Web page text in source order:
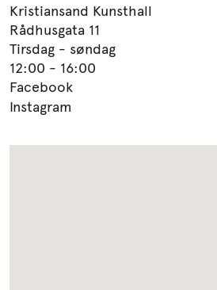
Kristiansand Kunsthall
Rådhusgata 11
Tirsdag - søndag
12:00 - 16:00
Facebook
Instagram